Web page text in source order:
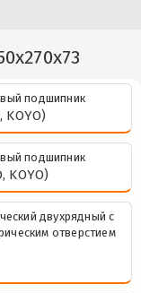
подшипник
KOYO)
подшипник
KOYO)
двухрядный с
отверстием